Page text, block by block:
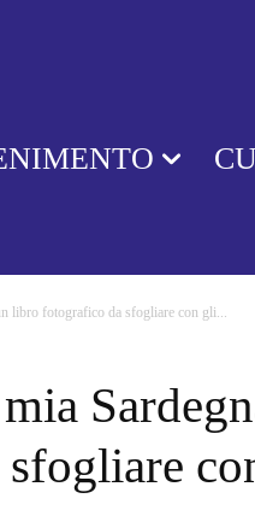
libro fotografico da sfogliare con gli...